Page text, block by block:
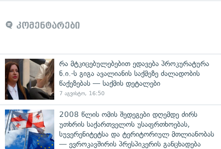
კომენტარები
რა მტკიცებულებებით ედავება პროკურატურა
ნ.ი.-ს გიგა ავალიანის საქმეზე ძალადობის
წაქეზებას — საქმის დეტალები
7 აგვისტო, 16:50
2008 წლის ომის შედეგები დღემდე ძირს
უთხრის საქართველოს უსაფრთხოებას,
სუვერენიტეტსა და ტერიტორიულ მთლიანობას
— ევროკავშირის პრესპიკერის განცხადება